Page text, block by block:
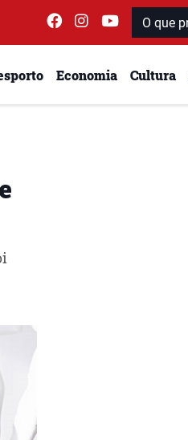
Economia Cultura